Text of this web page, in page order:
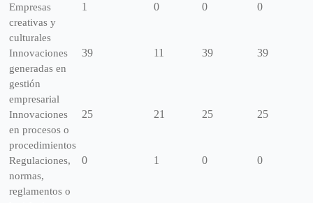
Empresas
creativas y
culturales
1 0 0 0
Innovaciones
generadas en
gestión
empresarial
39 11 39 39
Innovaciones
en procesos o
procedimientos
25 21 25 25
Regulaciones,
normas,
reglamentos o
0 1 0 0